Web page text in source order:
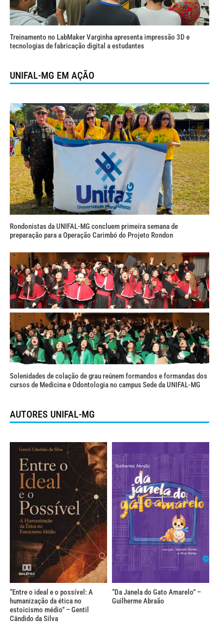
Treinamento no LabMaker Varginha apresenta impressão 3D e
tecnologias de fabricação digital a estudantes
UNIFAL-MG EM AÇÃO
Rondonistas da UNIFAL-MG concluem primeira semana de
preparação para a Operação Carimbó do Projeto Rondon
Solenidades de colação de grau reúnem formandos e formandas dos
cursos de Medicina e Odontologia no campus Sede da UNIFAL-MG
AUTORES UNIFAL-MG
“Entre o ideal e o possível: A
humanização da ética no
estoicismo médio” – Gentil
Cândido da Silva
“Da Janela do Gato Amarelo” –
Guilherme Abraão